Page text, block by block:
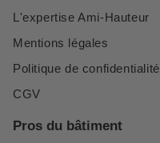
L'expertise Ami-Hauteur
Mentions légales
Politique de confidentialité
CGV
Pros du bâtiment